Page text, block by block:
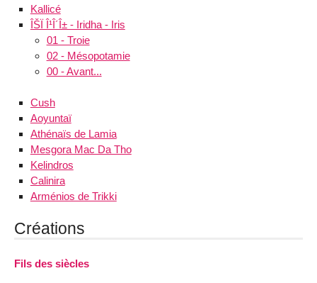
Kallicé
ÎŠÏ Î¹Î´Î± - Iridha - Iris
01 - Troie
02 - Mésopotamie
00 - Avant...
Cush
Aoyuntaï
Athénaïs de Lamia
Mesgora Mac Da Tho
Kelindros
Calinira
Arménios de Trikki
Créations
Fils des siècles